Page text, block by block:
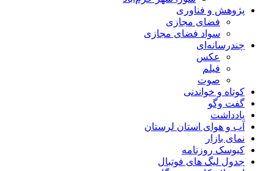
پژوهش و فناوری
فضای مجازی
سواد فضای مجازی
چندرسانه‌ای
عكس
فیلم
صوت
کوتاه و خواندنی
گفت وگو
یادداشت
آب و هوای استان لرستان
نمای بازار
کیوسک روزنامه
جدول لیگ های فوتبال